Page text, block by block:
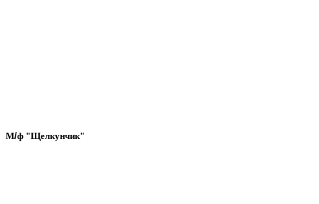
М/ф "Щелкунчик"